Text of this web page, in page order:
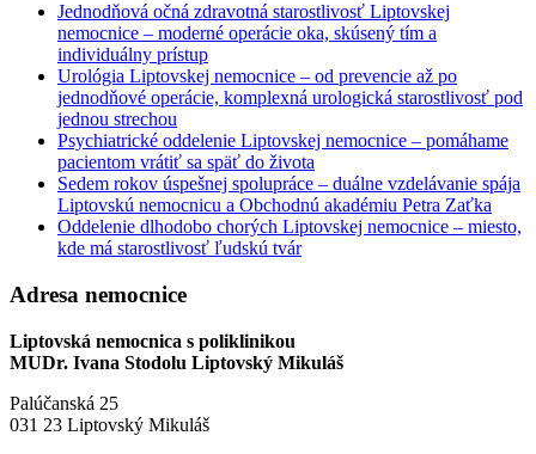
Jednodňová očná zdravotná starostlivosť Liptovskej
nemocnice – moderné operácie oka, skúsený tím a
individuálny prístup
Urológia Liptovskej nemocnice – od prevencie až po
jednodňové operácie, komplexná urologická starostlivosť pod
jednou strechou
Psychiatrické oddelenie Liptovskej nemocnice – pomáhame
pacientom vrátiť sa späť do života
Sedem rokov úspešnej spolupráce – duálne vzdelávanie spája
Liptovskú nemocnicu a Obchodnú akadémiu Petra Zaťka
Oddelenie dlhodobo chorých Liptovskej nemocnice – miesto,
kde má starostlivosť ľudskú tvár
Adresa nemocnice
Liptovská nemocnica s poliklinikou
MUDr. Ivana Stodolu Liptovský Mikuláš
Palúčanská 25
031 23 Liptovský Mikuláš